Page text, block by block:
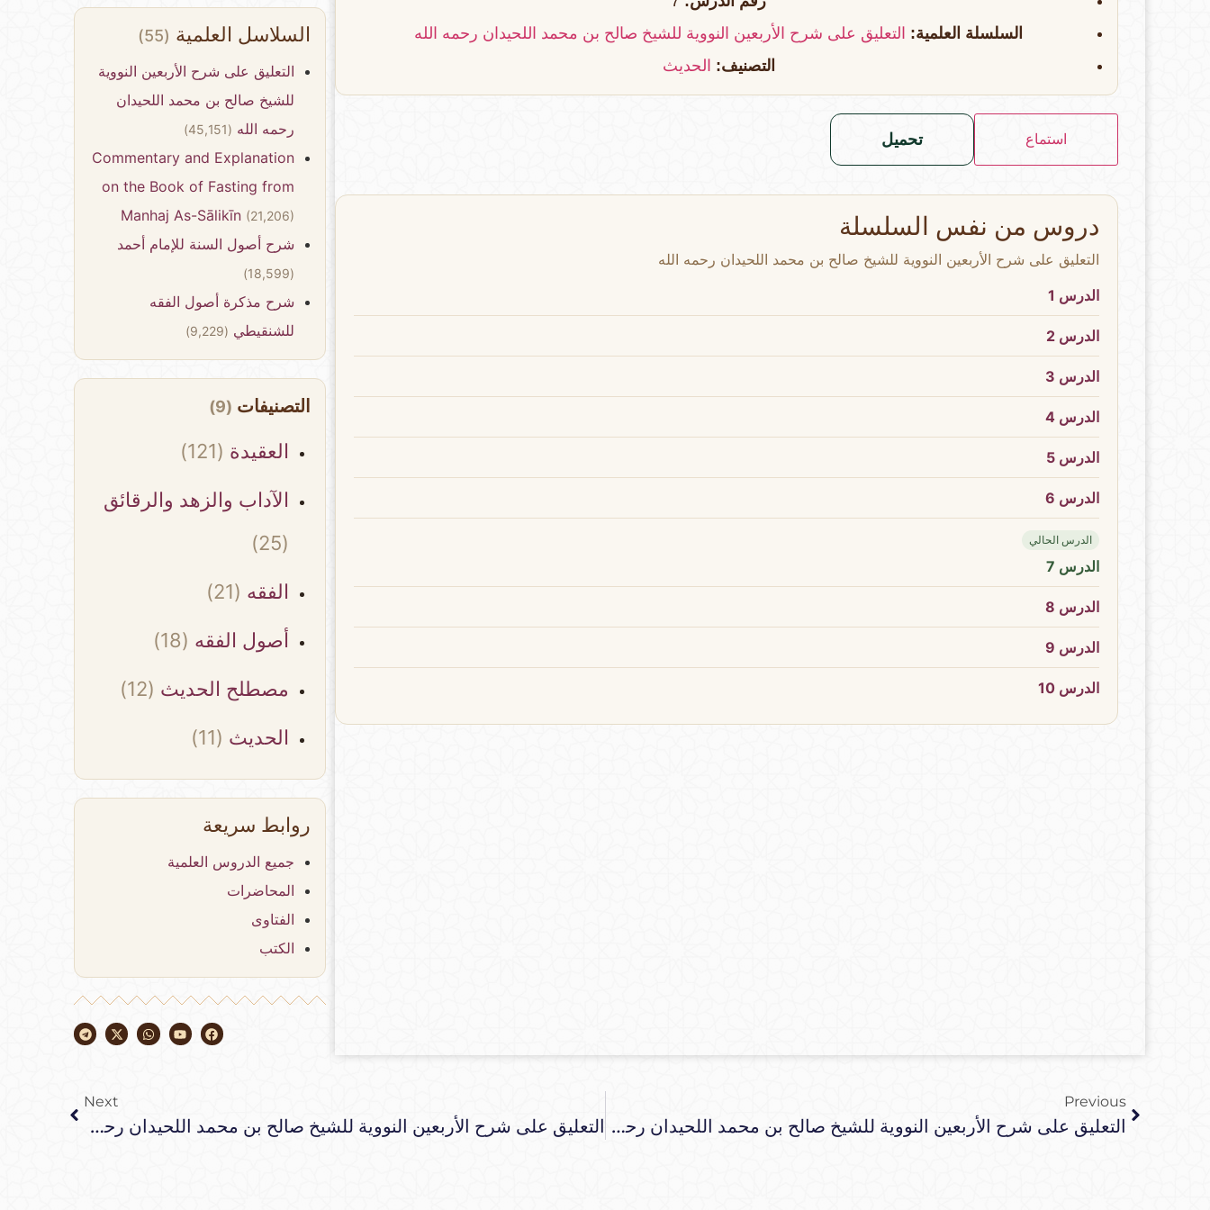
السلسلة العلمية: التعليق على شرح الأربعين النووية للشيخ صالح بن محمد اللحيدان رحمه الله
التصنيف: الحديث
استماع تحميل
دروس من نفس السلسلة
التعليق على شرح الأربعين النووية للشيخ صالح بن محمد اللحيدان رحمه الله
الدرس 1
الدرس 2
الدرس 3
الدرس 4
الدرس 5
الدرس 6
الدرس الحالي
الدرس 7
الدرس 8
الدرس 9
الدرس 10
السلاسل العلمية (55)
التعليق على شرح الأربعين النووية
للشيخ صالح بن محمد اللحيدان
رحمه الله (45,151)
Commentary and Explanation
on the Book of Fasting from
Manhaj As-Sālikīn (21,206)
شرح أصول السنة للإمام أحمد
(18,599)
شرح مذكرة أصول الفقه
للشنقيطي (9,229)
التصنيفات (9)
العقيدة (121)
الآداب والزهد والرقائق
(25)
الفقه (21)
أصول الفقه (18)
مصطلح الحديث (12)
الحديث (11)
روابط سريعة
جميع الدروس العلمية
المحاضرات
الفتاوى
الكتب
Previous
التعليق على شرح الأربعين النووية للشيخ صالح بن محمد اللحيدان رحمه الله
Next
التعليق على شرح الأربعين النووية للشيخ صالح بن محمد اللحيدان رحمه الله